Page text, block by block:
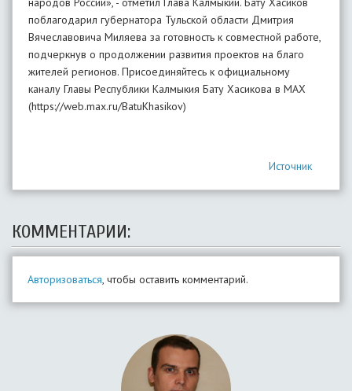
поблагодарил губернатора Тульской области Дмитрия
Вячеславовича Миляева за готовность к совместной работе,
подчеркнув о продолжении развития проектов на благо
жителей регионов. Присоединяйтесь к официальному
каналу Главы Республики Калмыкия Бату Хасикова в MAX
(https://web.max.ru/BatuKhasikov)
Источник
КОММЕНТАРИИ:
Авторизоваться, чтобы оставить комментарий.